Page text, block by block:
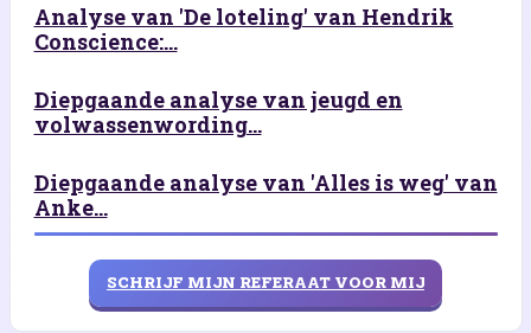
Analyse van 'De loteling' van Hendrik
Conscience:...
Diepgaande analyse van jeugd en
volwassenwording...
Diepgaande analyse van 'Alles is weg' van
Anke...
SCHRIJF MIJN REFERAAT VOOR MIJ